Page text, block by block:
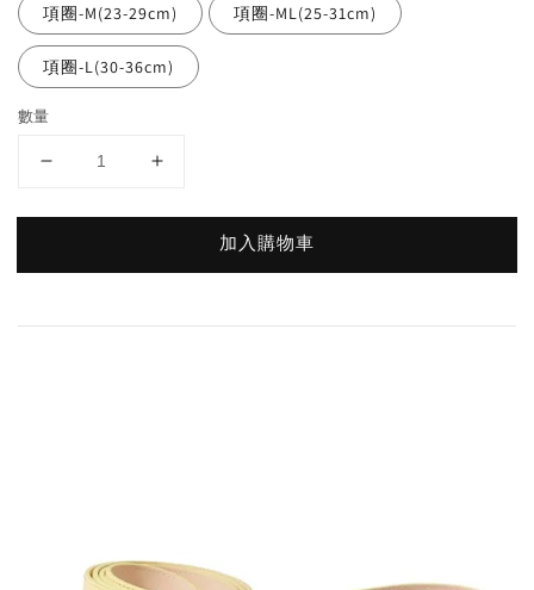
項圈-M(23-29cm) 項圈-ML(25-31cm)
項圈-L(30-36cm)
數量
加入購物車